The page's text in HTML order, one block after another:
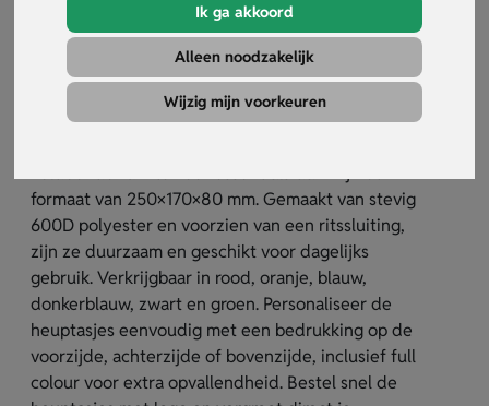
Ik ga akkoord
Alleen noodzakelijk
Wijzig mijn voorkeuren
Goedkope Heuptasjes
Artikelnummer: 32041
De goedkope heuptasjes zijn handige accessoires
formaat van 250×170×80 mm. Gemaakt van stevig
600D polyester en voorzien van een ritssluiting,
zijn ze duurzaam en geschikt voor dagelijks
gebruik. Verkrijgbaar in rood, oranje, blauw,
donkerblauw, zwart en groen. Personaliseer de
heuptasjes eenvoudig met een bedrukking op de
voorzijde, achterzijde of bovenzijde, inclusief full
colour voor extra opvallendheid. Bestel snel de